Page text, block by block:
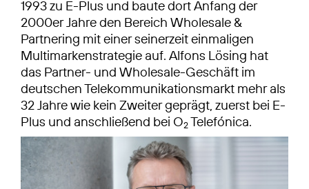
1993 zu E-Plus und baute dort Anfang der
2000er Jahre den Bereich Wholesale &
Partnering mit einer seinerzeit einmaligen
Multimarkenstrategie auf. Alfons Lösing hat
das Partner- und Wholesale-Geschäft im
deutschen Telekommunikationsmarkt mehr als
32 Jahre wie kein Zweiter geprägt, zuerst bei E-
Plus und anschließend bei O2Telefónica.